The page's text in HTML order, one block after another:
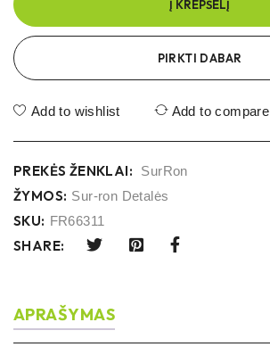
Į KREPŠELĮ
PIRKTI DABAR
Add to wishlist Add to compare
PREKĖS ŽENKLAI: SurRon
ŽYMOS: Sur-ron Detalės
SKU: FR66311
SHARE:
APRAŠYMAS